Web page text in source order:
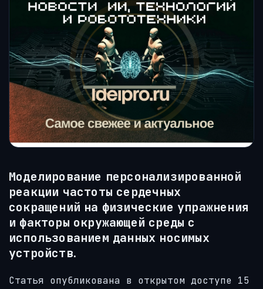
Моделирование персонализированной
реакции частоты сердечных
сокращений на физические упражнения
и факторы окружающей среды с
использованием данных носимых
устройств.
Статья опубликована в открытом доступе 15